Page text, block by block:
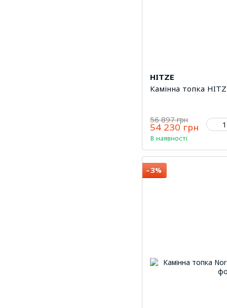
HITZE
Камінна топка
56 897 грн
54 230 грн
В наявності
−3%